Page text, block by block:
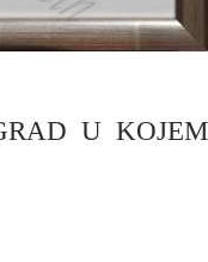
U KOJEM